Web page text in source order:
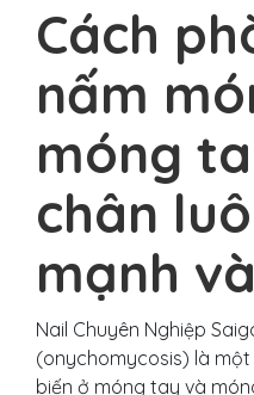
Cách
nấm
móng
chân
mạnh
Nail Chuyên Nghiệp
(onychomycosis) là
biến ở móng tay và